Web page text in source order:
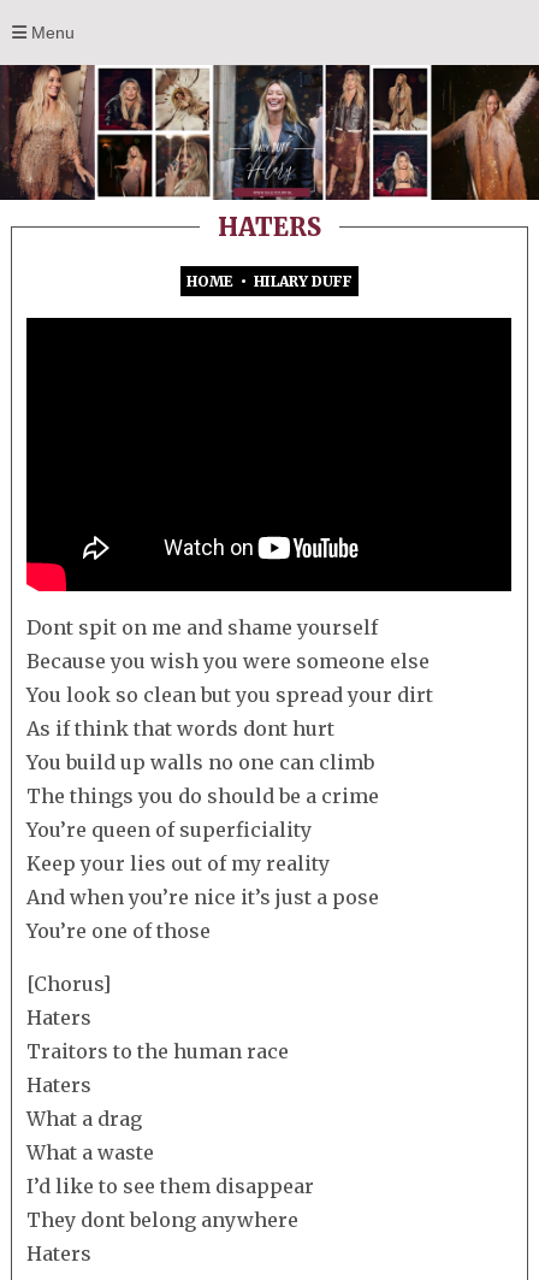
Menu
HATERS
HOME • HILARY DUFF
Dont spit on me and shame yourself
Because you wish you were someone else
You look so clean but you spread your dirt
As if think that words dont hurt
You build up walls no one can climb
The things you do should be a crime
You’re queen of superficiality
Keep your lies out of my reality
And when you’re nice it’s just a pose
You’re one of those
[Chorus]
Haters
Traitors to the human race
Haters
What a drag
What a waste
I’d like to see them disappear
They dont belong anywhere
Haters